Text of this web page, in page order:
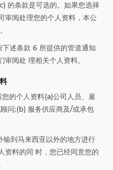
的条款是可选的。如果您选择
审阅处理您的个人资料，本公
述条款 6 所提供的管道通知
阅处 理相关个人资料。
的个人资料(a)公司人员、雇
问;(b) 服务供应商及/或承包
到马来西亚以外的地方进行
资料的同 时，您已经同意您的